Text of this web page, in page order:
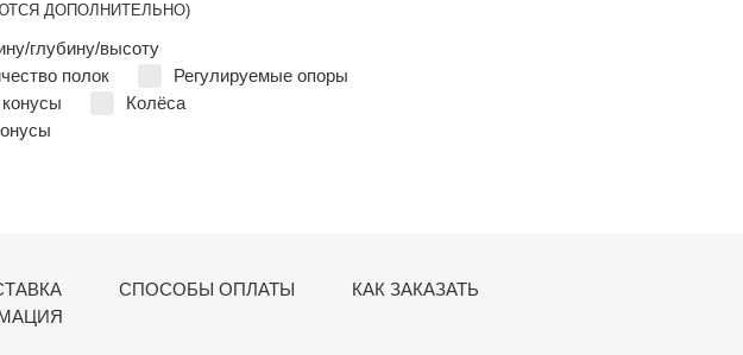
ДОПОЛНИТЕЛЬНО)
глубину/высоту
полок
Регулируемые опоры
Колёса
СПОСОБЫ ОПЛАТЫ
КАК ЗАКАЗАТЬ